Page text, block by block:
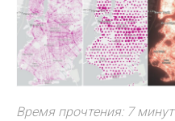
Время прочтения: 7 минут